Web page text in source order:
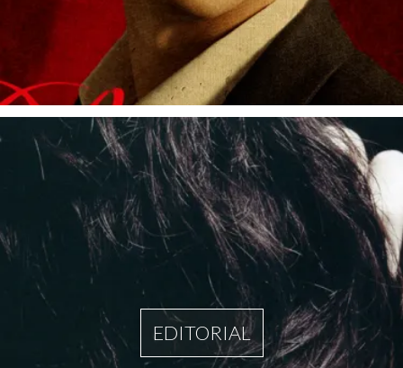
EDITORIAL